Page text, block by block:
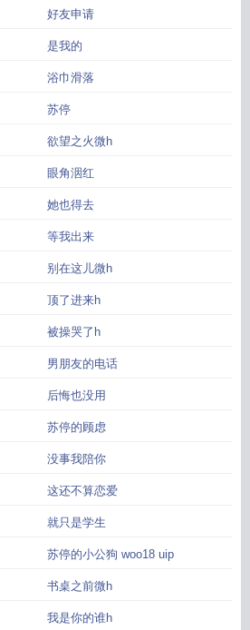
家教1v1hpo家教g27
好友申请
是我的
浴巾滑落
苏停
欲望之火微h
眼角洇红
她也得去
等我出来
别在这儿微h
顶了进来h
被操哭了h
男朋友的电话
后悔也没用
苏停的顾虑
没事我陪你
这还不算恋爱
就只是学生
苏停的小公狗 woo18 uip
书桌之前微h
我是你的谁h